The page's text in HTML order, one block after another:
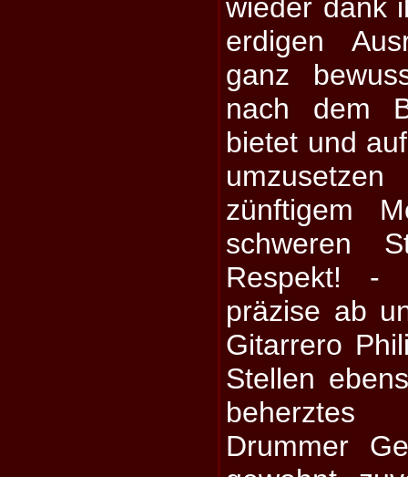
wieder dank
erdigen
ganz
nach dem
bietet und
zünftigem
schweren
Respekt! -
präzise ab
Gitarrero
Stellen
Drummer